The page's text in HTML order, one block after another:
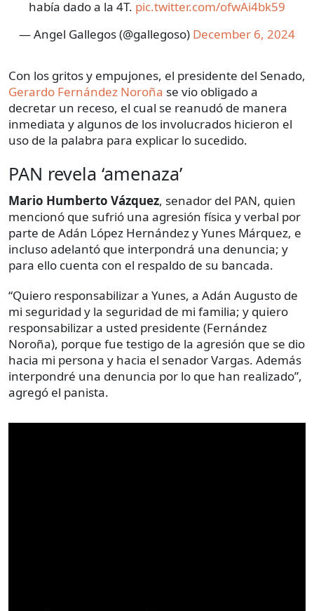
había dado a la 4T. pic.twitter.com/ofwAi4bk59
— Angel Gallegos (@gallegoso) December 6, 2024
Con los gritos y empujones, el presidente del Senado,
Gerardo Fernández Noroña se vio obligado a
decretar un receso, el cual se reanudó de manera
inmediata y algunos de los involucrados hicieron el
uso de la palabra para explicar lo sucedido.
PAN revela ‘amenaza’
Mario Humberto Vázquez, senador del PAN, quien
mencionó que sufrió una agresión física y verbal por
parte de Adán López Hernández y Yunes Márquez, e
incluso adelantó que interpondrá una denuncia; y
para ello cuenta con el respaldo de su bancada.
“Quiero responsabilizar a Yunes, a Adán Augusto de
mi seguridad y la seguridad de mi familia; y quiero
responsabilizar a usted presidente (Fernández
Noroña), porque fue testigo de la agresión que se dio
hacia mi persona y hacia el senador Vargas. Además
interpondré una denuncia por lo que han realizado”,
agregó el panista.